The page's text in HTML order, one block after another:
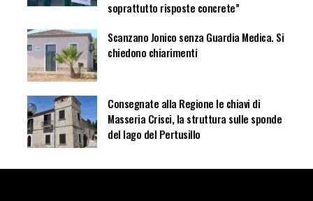
soprattutto risposte concrete”
Scanzano Jonico senza Guardia Medica. Si
chiedono chiarimenti
Consegnate alla Regione le chiavi di
Masseria Crisci, la struttura sulle sponde
del lago del Pertusillo